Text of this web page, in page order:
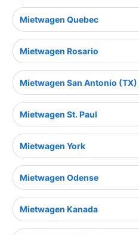
Mietwagen Quebec
Mietwagen Rosario
Mietwagen San Antonio (TX)
Mietwagen St. Paul
Mietwagen York
Mietwagen Odense
Mietwagen Kanada